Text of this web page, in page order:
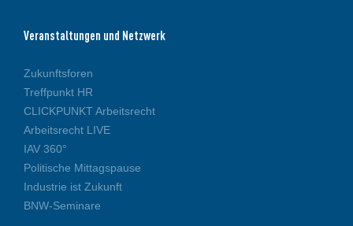
Veranstaltungen und Netzwerk
Zukunftsforen
Treffpunkt HR
CLICKPUNKT Arbeitsrecht
Arbeitsrecht LIVE
IAV 360°
Politische Mittagspause
Industrie ist Zukunft
BNW-Seminare